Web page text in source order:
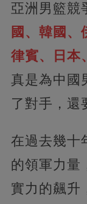
亞洲男籃競
國、韓國、
律賓、日本
真是為中國
了對手，還
在過去幾十
的領軍力量
實力的飆升